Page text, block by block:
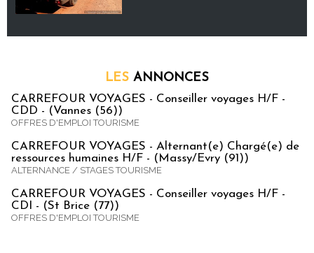
LES ANNONCES
CARREFOUR VOYAGES - Conseiller voyages H/F -
CDD - (Vannes (56))
OFFRES D'EMPLOI TOURISME
CARREFOUR VOYAGES - Alternant(e) Chargé(e) de
ressources humaines H/F - (Massy/Evry (91))
ALTERNANCE / STAGES TOURISME
CARREFOUR VOYAGES - Conseiller voyages H/F -
CDI - (St Brice (77))
OFFRES D'EMPLOI TOURISME